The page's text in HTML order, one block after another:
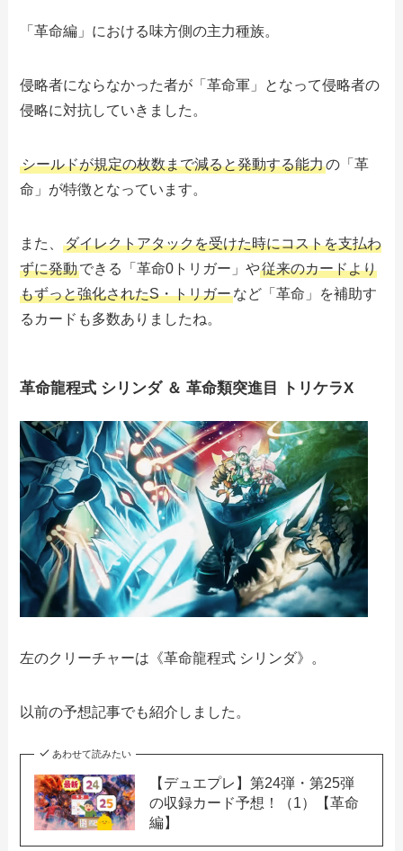
「革命編」における味方側の主力種族。
侵略者にならなかった者が「革命軍」となって侵略者の
侵略に対抗していきました。
シールドが規定の枚数まで減ると発動する能力の「革
命」が特徴となっています。
また、ダイレクトアタックを受けた時にコストを支払わ
ずに発動できる「革命0トリガー」や従来のカードより
もずっと強化されたS・トリガーなど「革命」を補助す
るカードも多数ありましたね。
革命龍程式 シリンダ ＆ 革命類突進目 トリケラX
左のクリーチャーは《革命龍程式 シリンダ》。
以前の予想記事でも紹介しました。
あわせて読みたい
【デュエプレ】第24弾・第25弾
の収録カード予想！（1）【革命
編】